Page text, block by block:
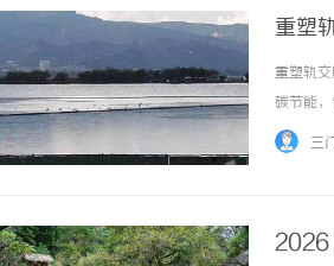
重塑
重塑轨
碳节能
态技术
三
2026